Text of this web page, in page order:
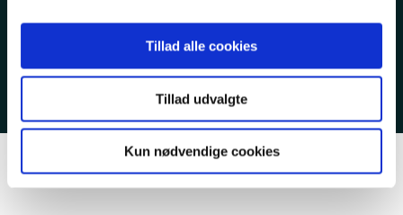
Tillad alle cookies
Tillad udvalgte
Kun nødvendige cookies
Cookies & privatlivspolitik